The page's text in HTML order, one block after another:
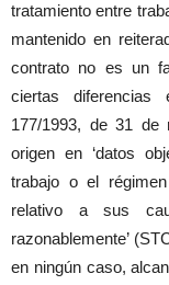
tratamiento entre
mantenido en
contrato no es un
ciertas
177/1993, de 31
origen en ‘datos
trabajo o el
relativo a sus
razonablemente’
en ningún caso,